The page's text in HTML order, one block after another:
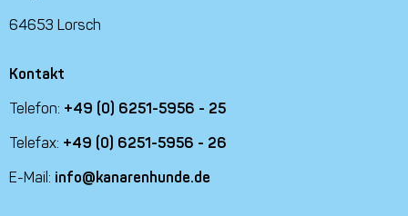
64653 Lorsch
Kontakt
Telefon: +49 (0) 6251-5956 - 25
Telefax: +49 (0) 6251-5956 - 26
E-Mail: info@kanarenhunde.de